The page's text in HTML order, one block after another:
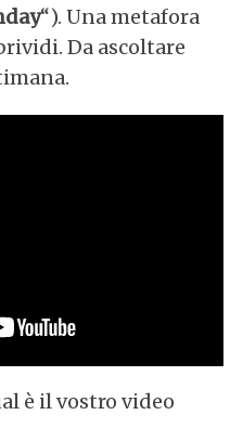
“). Una metafora
Da ascoltare
è il vostro video